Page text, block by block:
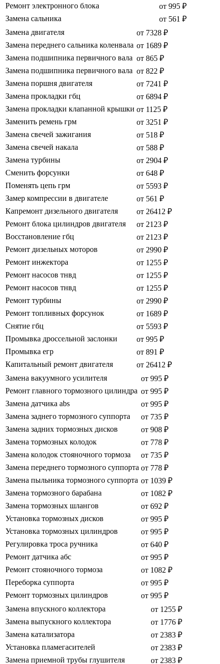
Ремонт электронного блока
от 995 ₽
Замена сальника
от 561 ₽
Замена двигателя
от 7328 ₽
Замена переднего сальника коленвала от 1689 ₽
Замена подшипника первичного вала от 865 ₽
Замена подшипника первичного вала от 822 ₽
Замена поршня двигателя
от 7241 ₽
Замена прокладки гбц
от 6894 ₽
Замена прокладки клапанной крышки от 1125 ₽
Заменить ремень грм
от 3251 ₽
Замена свечей зажигания
от 518 ₽
Замена свечей накала
от 588 ₽
Замена турбины
от 2904 ₽
Сменить форсунки
от 648 ₽
Поменять цепь грм
от 5593 ₽
Замер компрессии в двигателе
от 561 ₽
Капремонт дизельного двигателя
от 26412 ₽
Ремонт блока цилиндров двигателя
от 2123 ₽
Восстановление гбц
от 2123 ₽
Ремонт дизельных моторов
от 2990 ₽
Ремонт инжектора
от 1255 ₽
Ремонт насосов тнвд
от 1255 ₽
Ремонт насосов тнвд
от 1255 ₽
Ремонт турбины
от 2990 ₽
Ремонт топливных форсунок
от 1689 ₽
Снятие гбц
от 5593 ₽
Промывка дроссельной заслонки
от 995 ₽
Промывка егр
от 891 ₽
Капитальный ремонт двигателя
от 26412 ₽
Замена вакуумного усилителя
от 995 ₽
Ремонт главного тормозного цилиндра от 995 ₽
Замена датчика abs
от 995 ₽
Замена заднего тормозного суппорта
от 735 ₽
Замена задних тормозных дисков
от 908 ₽
Замена тормозных колодок
от 778 ₽
Замена колодок стояночного тормоза
от 735 ₽
Замена переднего тормозного суппорта от 778 ₽
Замена пыльника тормозного суппорта от 1039 ₽
Замена тормозного барабана
от 1082 ₽
Замена тормозных шлангов
от 692 ₽
Установка тормозных дисков
от 995 ₽
Установка тормозных цилиндров
от 995 ₽
Регулировка троса ручника
от 640 ₽
Ремонт датчика абс
от 995 ₽
Ремонт стояночного тормоза
от 1082 ₽
Переборка суппорта
от 995 ₽
Ремонт тормозных цилиндров
от 995 ₽
Замена впускного коллектора
от 1255 ₽
Замена выпускного коллектора
от 1776 ₽
Замена катализатора
от 2383 ₽
Установка пламегасителей
от 2383 ₽
Замена приемной трубы глушителя
от 2383 ₽